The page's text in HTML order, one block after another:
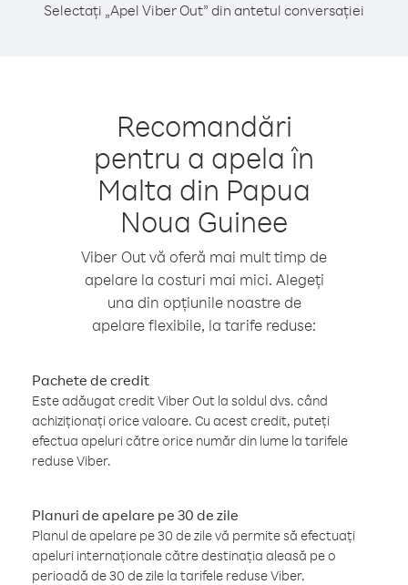
Selectați „Apel Viber Out” din antetul conversației
Recomandări
pentru a apela în
Malta din Papua
Noua Guinee
Viber Out vă oferă mai mult timp de
apelare la costuri mai mici. Alegeți
una din opțiunile noastre de
apelare flexibile, la tarife reduse:
Pachete de credit
Este adăugat credit Viber Out la soldul dvs. când
achiziționați orice valoare. Cu acest credit, puteți
efectua apeluri către orice număr din lume la tarifele
reduse Viber.
Planuri de apelare pe 30 de zile
Planul de apelare pe 30 de zile vă permite să efectuați
apeluri internaționale către destinația aleasă pe o
perioadă de 30 de zile la tarifele reduse Viber.